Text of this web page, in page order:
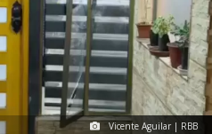
Vicente Aguilar | RBB